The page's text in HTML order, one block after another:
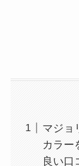
マジョ
カラー
良い口